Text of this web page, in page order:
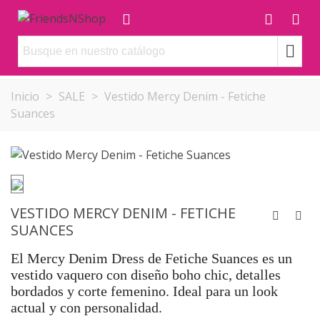
Inicio > SALE > Vestido Mercy Denim - Fetiche
Suances
VESTIDO MERCY DENIM - FETICHE
SUANCES
El Mercy Denim Dress de Fetiche Suances es un
vestido vaquero con diseño boho chic, detalles
bordados y corte femenino. Ideal para un look
actual y con personalidad.